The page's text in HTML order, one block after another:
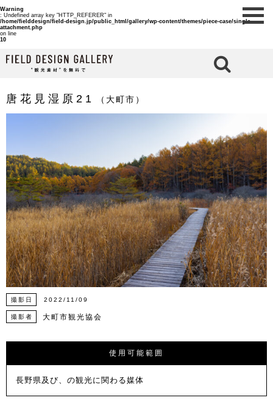
Warning
: Undefined array key "HTTP_REFERER" in
/home/fielddesign/field-design.jp/public_html/gallery/wp-content/themes/piece-case/single-
attachment.php
on line
10
唐花見湿原21 （大町市）
撮影日 2022/11/09
撮影者 大町市観光協会
使用可能範囲
長野県及び、の観光に関わる媒体